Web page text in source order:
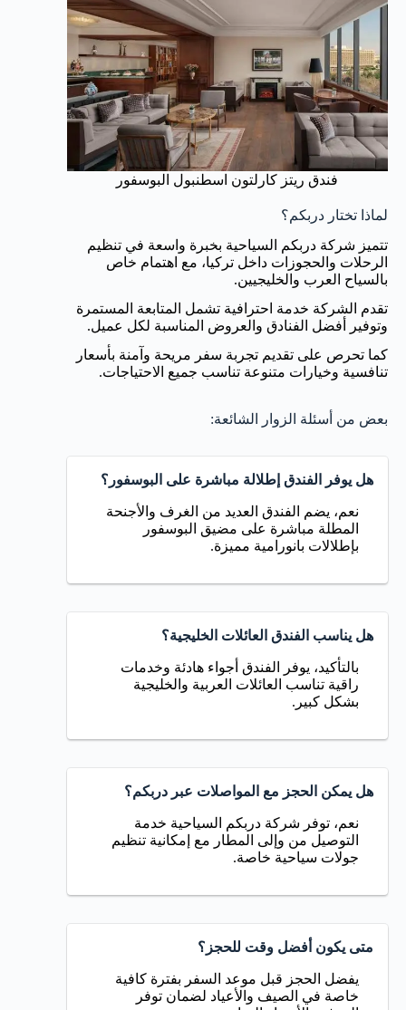
فندق ريتز كارلتون اسطنبول البوسفور
لماذا تختار دربكم؟
تتميز شركة دربكم السياحية بخبرة واسعة في تنظيم
الرحلات والحجوزات داخل تركيا، مع اهتمام خاص
بالسياح العرب والخليجيين.
تقدم الشركة خدمة احترافية تشمل المتابعة المستمرة
وتوفير أفضل الفنادق والعروض المناسبة لكل عميل.
كما تحرص على تقديم تجربة سفر مريحة وآمنة بأسعار
تنافسية وخيارات متنوعة تناسب جميع الاحتياجات.
بعض من أسئلة الزوار الشائعة:
هل يوفر الفندق إطلالة مباشرة على البوسفور؟
نعم، يضم الفندق العديد من الغرف والأجنحة
المطلة مباشرة على مضيق البوسفور
بإطلالات بانورامية مميزة.
هل يناسب الفندق العائلات الخليجية؟
بالتأكيد، يوفر الفندق أجواء هادئة وخدمات
راقية تناسب العائلات العربية والخليجية
بشكل كبير.
هل يمكن الحجز مع المواصلات عبر دربكم؟
نعم، توفر شركة دربكم السياحية خدمة
التوصيل من وإلى المطار مع إمكانية تنظيم
جولات سياحية خاصة.
متى يكون أفضل وقت للحجز؟
يفضل الحجز قبل موعد السفر بفترة كافية
خاصة في الصيف والأعياد لضمان توفر